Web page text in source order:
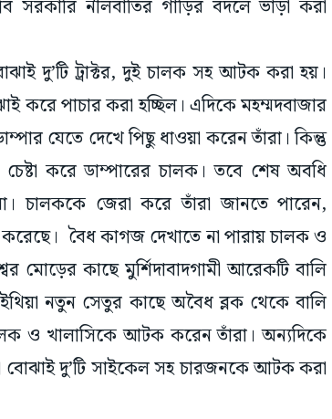
সরকারি নীলবাতির গাড়ির বদলে ভাড়া করা
দু’টি ট্রাক্টর, দুই চালক সহ আটক করা হয়।
করে পাচার করা হচ্ছিল। এদিকে মহম্মদবাজার
যেতে দেখে পিছু ধাওয়া করেন তাঁরা। কিন্তু
করে ডাম্পারের চালক। তবে শেষ অবধি
চালককে জেরা করে তাঁরা জানতে পারেন,
করেছে। বৈধ কাগজ দেখাতে না পারায় চালক ও
কাছে মুর্শিদাবাদগামী আরেকটি বালি
নতুন সেতুর কাছে অবৈধ ব্লক থেকে বালি
ও খালাসিকে আটক করেন তাঁরা। অন্যদিকে
বোঝাই দু’টি সাইকেল সহ চারজনকে আটক করা